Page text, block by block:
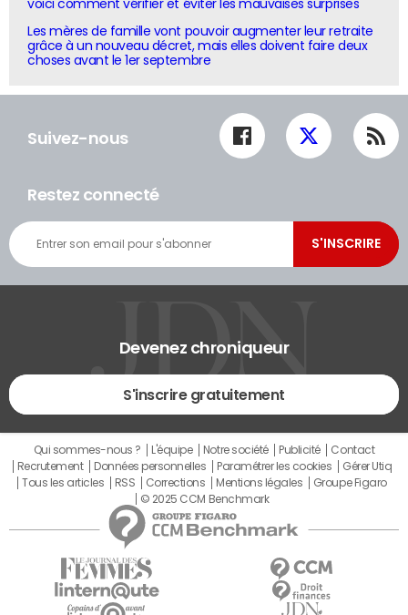
voici comment vérifier et éviter les mauvaises surprises
Les mères de famille vont pouvoir augmenter leur retraite
grâce à un nouveau décret, mais elles doivent faire deux
choses avant le 1er septembre
Suivez-nous
Restez connecté
Devenez chroniqueur
S'inscrire gratuitement
Qui sommes-nous ? L'équipe Notre société Publicité
Contact
Recrutement
Données personnelles Paramétrer les cookies
Gérer Utiq
Tous les articles
RSS Corrections Mentions légales
Groupe Figaro
© 2025 CCM Benchmark